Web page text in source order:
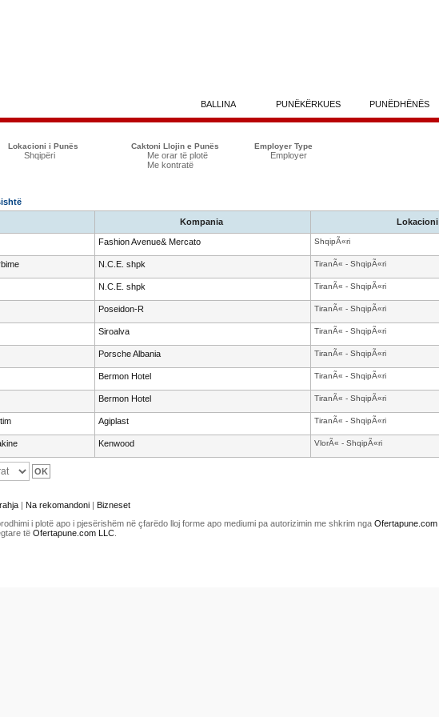
BALLINA PUNËKËRKUES PUNËDHËNËS
Lokacioni i Punës
Shqipëri
Caktoni Llojin e Punës
Me orar të plotë
Me kontratë
Employer Type
Employer
Kompania Lokacioni
Fashion Avenue& Mercato ShqipÃ«ri
N.C.E. shpk TiranÃ« - ShqipÃ«ri
N.C.E. shpk TiranÃ« - ShqipÃ«ri
Poseidon-R TiranÃ« - ShqipÃ«ri
Siroalva TiranÃ« - ShqipÃ«ri
Porsche Albania TiranÃ« - ShqipÃ«ri
Bermon Hotel TiranÃ« - ShqipÃ«ri
Bermon Hotel TiranÃ« - ShqipÃ«ri
Agiplast TiranÃ« - ShqipÃ«ri
Kenwood VlorÃ« - ShqipÃ«ri
| Na rekomandoni | Bizneset
i plotë apo i pjesërishëm në çfarëdo lloj forme apo mediumi pa autorizimin me shkrim nga Ofertapune.com
të Ofertapune.com LLC